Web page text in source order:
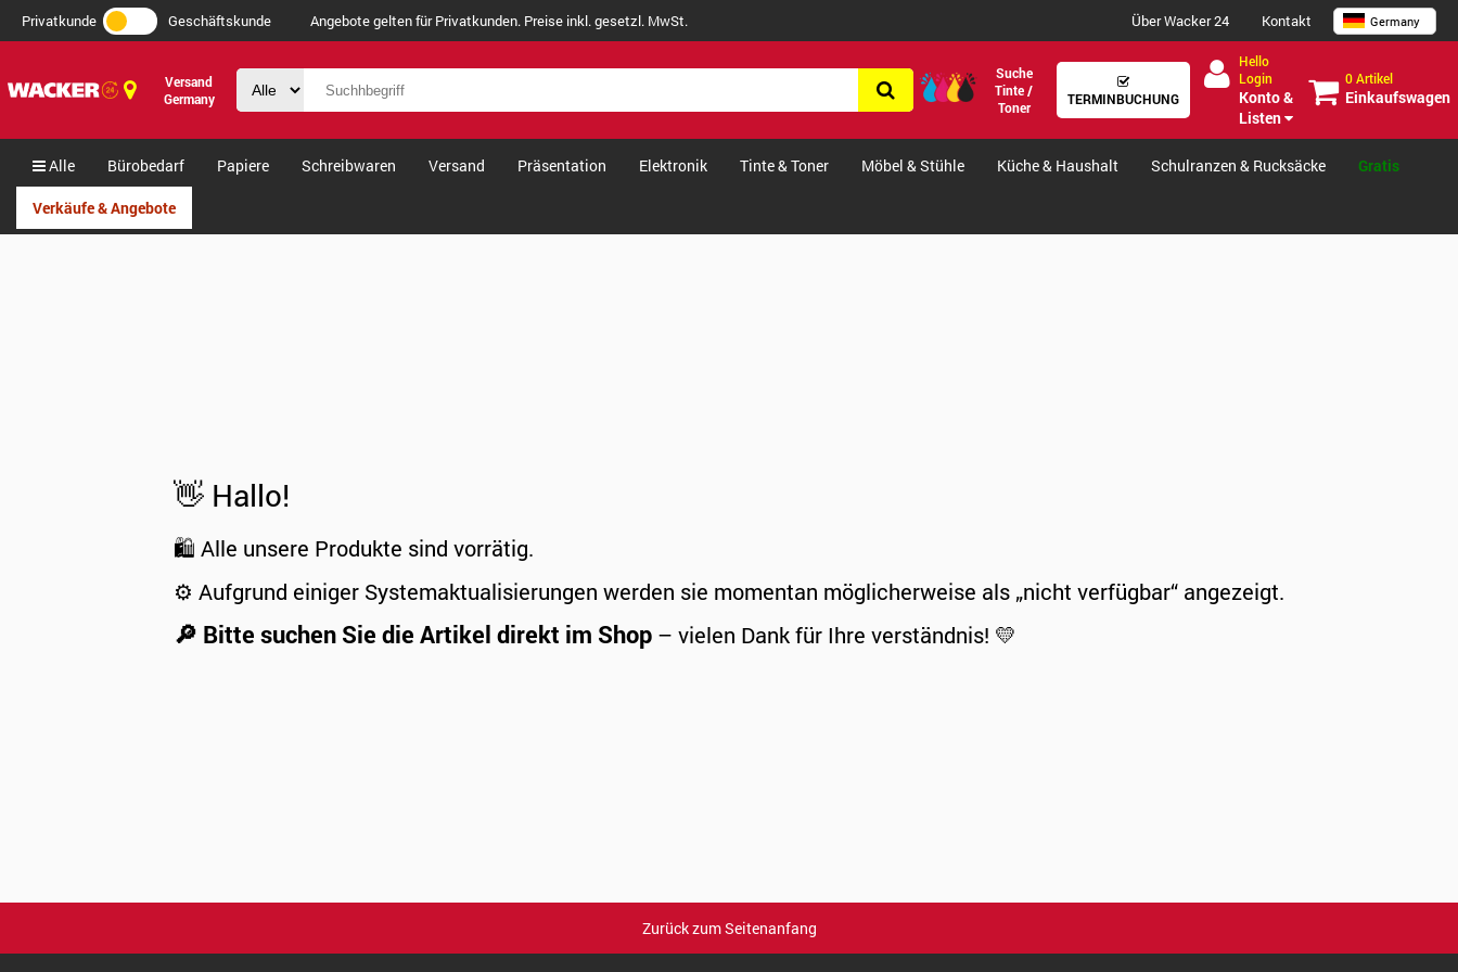
Privatkunde Geschäftskunde Angebote gelten für Privatkunden. Preise inkl. gesetzl. MwSt. Über Wacker 24 Kontakt Germany
Versand
Germany
Suche
Tinte /
Toner
TERMINBUCHUNG
Hello
Login
Konto &
Listen
0 Artikel
Einkaufswagen
Alle Bürobedarf Papiere Schreibwaren Versand Präsentation Elektronik Tinte & Toner Möbel & Stühle Küche & Haushalt Schulranzen & Rucksäcke Gratis
Verkäufe & Angebote
👋 Hallo!
🛍️ Alle unsere Produkte sind vorrätig.
⚙️ Aufgrund einiger Systemaktualisierungen werden sie momentan möglicherweise als „nicht verfügbar“ angezeigt.
🔎 Bitte suchen Sie die Artikel direkt im Shop – vielen Dank für Ihre verständnis! 💛
Zurück zum Seitenanfang